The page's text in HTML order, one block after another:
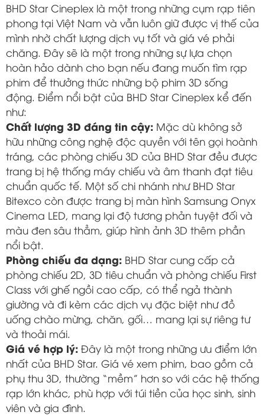
BHD Star Cineplex là một trong những cụm rạp tiên
phong tại Việt Nam và vẫn luôn giữ được vị thế của
mình nhờ chất lượng dịch vụ tốt và giá vé phải
chăng. Đây sẽ là một trong những sự lựa chọn
hoàn hảo dành cho bạn nếu đang muốn tìm rạp
phim để thưởng thức những bộ phim 3D sống
động. Điểm nổi bật của BHD Star Cineplex kể đến
như:
Chất lượng 3D đáng tin cậy: Mặc dù không sở
hữu những công nghệ độc quyền với tên gọi hoành
tráng, các phòng chiếu 3D của BHD Star đều được
trang bị hệ thống máy chiếu và âm thanh đạt tiêu
chuẩn quốc tế. Một số chi nhánh như BHD Star
Bitexco còn được trang bị màn hình Samsung Onyx
Cinema LED, mang lại độ tương phản tuyệt đối và
màu đen sâu thẳm, giúp hình ảnh 3D thêm phần
nổi bật.
Phòng chiếu đa dạng: BHD Star cung cấp cả
phòng chiếu 2D, 3D tiêu chuẩn và phòng chiếu First
Class với ghế ngồi cao cấp, có thể ngả thành
giường và đi kèm các dịch vụ đặc biệt như đồ
uống chào mừng, chăn, gối… mang lại sự riêng tư
và thoải mái.
Giá vé hợp lý: Đây là một trong những ưu điểm lớn
nhất của BHD Star. Giá vé xem phim, bao gồm cả
phụ thu 3D, thường “mềm” hơn so với các hệ thống
rạp lớn khác, phù hợp với túi tiền của học sinh, sinh
viên và gia đình.